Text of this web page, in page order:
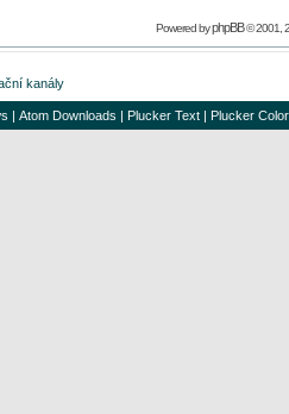
Powered byphpBB© 2001,
kanály
| Atom Downloads | Plucker Text | Plucker Color